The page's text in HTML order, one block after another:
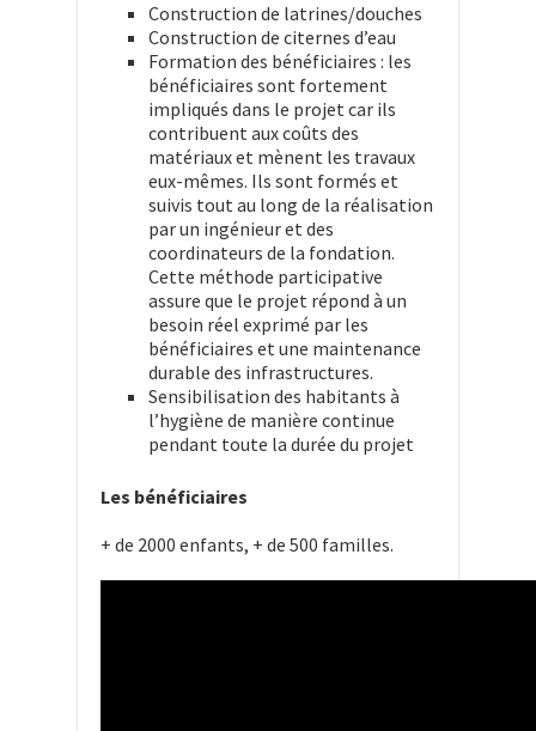
Construction de latrines/douches
Construction de citernes d’eau
Formation des bénéficiaires : les
bénéficiaires sont fortement
impliqués dans le projet car ils
contribuent aux coûts des
matériaux et mènent les travaux
eux-mêmes. Ils sont formés et
suivis tout au long de la réalisation
par un ingénieur et des
coordinateurs de la fondation.
Cette méthode participative
assure que le projet répond à un
besoin réel exprimé par les
bénéficiaires et une maintenance
durable des infrastructures.
Sensibilisation des habitants à
l’hygiène de manière continue
pendant toute la durée du projet
Les bénéficiaires
+ de 2000 enfants, + de 500 familles.